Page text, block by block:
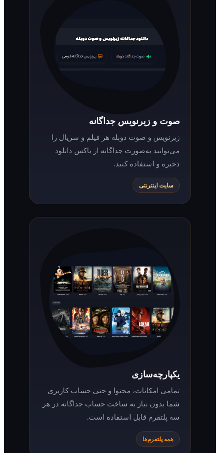
صوت و زیرنویس جداگانه
زیرنویس و صوت دوبله هر فیلم و سریال را
می‌توانید به‌صورت جداگانه از باکس دانلود
ذخیره و استفاده کنید.
سایت اینترنتی
یکپارچه‌سازی
تمامی امکانات، محتوا و حتی حساب کاربری
شما بدون نیاز به ساخت حساب جداگانه در هر
سه پلتفرم قابل استفاده است.
همه پلتفرم‌ها